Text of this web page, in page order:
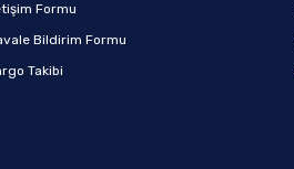
Formu
Bildirim Formu
Takibi